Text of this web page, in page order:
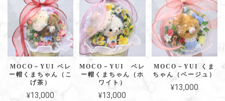
MOCO－YUI ベレ
ー帽くまちゃん（こ
げ茶）
¥13,000
MOCO－YUI ベレ
ー帽くまちゃん（ホ
ワイト）
¥13,000
MOCO－YUI くま
ちゃん（ベージュ）
¥13,000